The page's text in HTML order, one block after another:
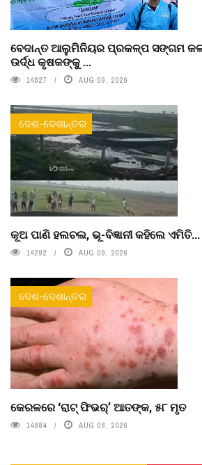
ବେଦାନ୍ତ ଆଲୁମିନିୟର ପ୍ରକଳ୍ପ ସଙ୍ଗମ
ଉର୍ଦ୍ଧ କୃଷକଙ୍କୁ ...
14827 AUG 09, 2026
ଦେଶ-ଦେଶାନ୍ତର
କୂଅ ପାଣି ହଲଚଲ, ଭୂ-ବିଜ୍ଞାନୀ କହିଲେ ଏମିତି...
14292 AUG 09, 2026
ଦେଶ-ଦେଶାନ୍ତର
କେରଳରେ ‘ରାଟ୍ ଫିଭର୍’ ଆତଙ୍କ, ୫୮ ମୃତ
14884 AUG 08, 2026